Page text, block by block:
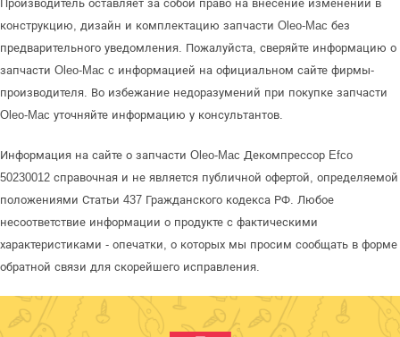
Производитель оставляет за собой право на внесение изменений в
конструкцию, дизайн и комплектацию запчасти Oleo-Mac без
предварительного уведомления. Пожалуйста, сверяйте информацию о
запчасти Oleo-Mac с информацией на официальном сайте фирмы-
производителя. Во избежание недоразумений при покупке запчасти
Oleo-Mac уточняйте информацию у консультантов.
Информация на сайте о запчасти Oleo-Mac Декомпрессор Efco
50230012 справочная и не является публичной офертой, определяемой
положениями Статьи 437 Гражданского кодекса РФ. Любое
несоответствие информации о продукте с фактическими
характеристиками - опечатки, о которых мы просим сообщать в форме
обратной связи для скорейшего исправления.